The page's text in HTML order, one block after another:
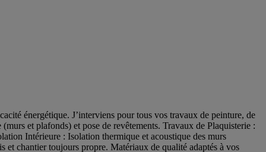
énergétique. J’interviens pour tous vos travaux de peinture, de
et plafonds) et pose de revêtements. Travaux de Plaquisterie :
Intérieure : Isolation thermique et acoustique des murs
chantier toujours propre. Matériaux de qualité adaptés à vos